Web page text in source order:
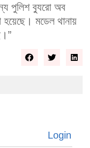
পুলিশ ব্যুরো অব
মডেল থানায়
Login